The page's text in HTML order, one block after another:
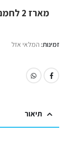
מארז
זמינות: המלאי אזל
תיאור